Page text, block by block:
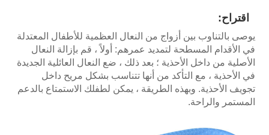
اقتراح:
يوصى بالتناوب بين أزواج من النعال العظمية للأطفال المعتدلة
في الأقدام المسطحة لتمديد عمرهم: أولاً ، قم بإزالة النعال
الأصلية من داخل الأحذية ؛ بعد ذلك ، ضع النعال العائلية الجديدة
في الأحذية ، مع التأكد من أنها تتناسب بشكل مريح داخل
تجويف الأحذية. وبهذه الطريقة ، يمكن لطفلك الاستمتاع بالدعم
المستمر والراحة.